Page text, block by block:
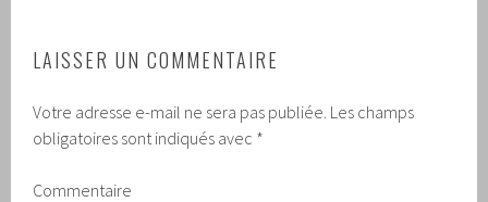
LAISSER UN COMMENTAIRE
Votre adresse e-mail ne sera pas publiée. Les champs
obligatoires sont indiqués avec *
Commentaire